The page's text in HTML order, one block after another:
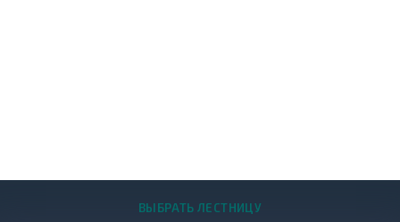
ВЫБРАТЬ ЛЕСТНИЦУ